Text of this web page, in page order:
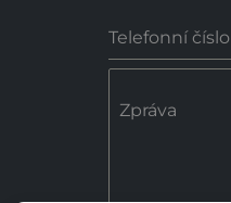
Telefonní číslo
Zpráva